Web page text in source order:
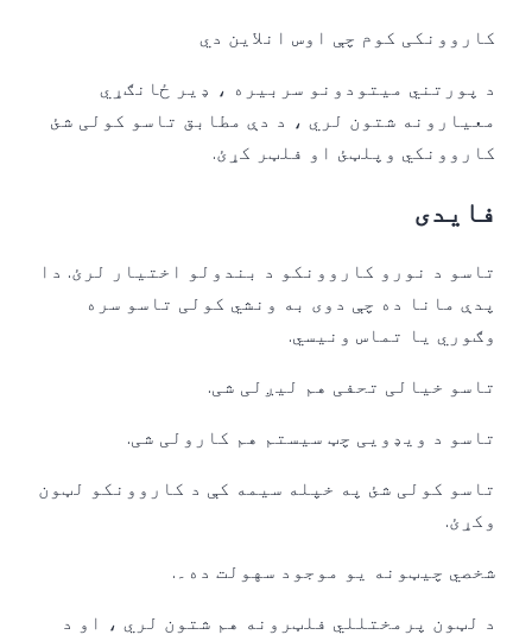
کاروونکی کوم چې اوس انلاین دي
د پورتني میتودونو سربیره ، ډیر ځانګړي
معیارونه شتون لري ، د دې مطابق تاسو کولی شئ
کاروونکي وپلټئ او فلټر کړئ.
فایدی
تاسو د نورو کاروونکو د بندولو اختیار لرئ. دا
پدې مانا ده چې دوی به ونشي کولی تاسو سره
وګوري یا تماس ونیسي.
تاسو خیالی تحفی هم لیږلی شی.
تاسو د ویډویی چټ سیستم هم کارولی شی.
تاسو کولی شئ په خپله سیمه کې د کاروونکو لټون
وکړئ.
شخصي چیټونه یو موجود سهولت ده۔.
د لټون پرمختللي فلټرونه هم شتون لري ، او د